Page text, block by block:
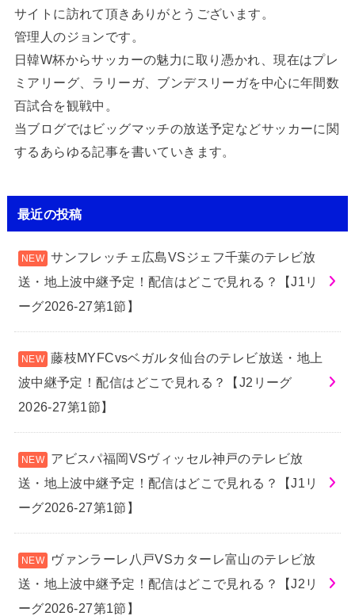
サイトに訪れて頂きありがとうございます。
管理人のジョンです。
日韓W杯からサッカーの魅力に取り憑かれ、現在はプレ
ミアリーグ、ラリーガ、ブンデスリーガを中心に年間数
百試合を観戦中。
当ブログではビッグマッチの放送予定などサッカーに関
するあらゆる記事を書いていきます。
最近の投稿
サンフレッチェ広島VSジェフ千葉のテレビ放
送・地上波中継予定！配信はどこで見れる？【J1リ
ーグ2026-27第1節】
藤枝MYFCvsベガルタ仙台のテレビ放送・地上
波中継予定！配信はどこで見れる？【J2リーグ
2026-27第1節】
アビスパ福岡VSヴィッセル神戸のテレビ放
送・地上波中継予定！配信はどこで見れる？【J1リ
ーグ2026-27第1節】
ヴァンラーレ八戸VSカターレ富山のテレビ放
送・地上波中継予定！配信はどこで見れる？【J2リ
ーグ2026-27第1節】